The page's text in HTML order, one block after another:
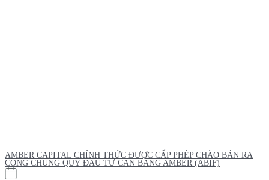
AMBER CAPITAL CHÍNH THỨC ĐƯỢC CẤP PHÉP CHÀO BÁN RA
CÔNG CHÚNG QUỸ ĐẦU TƯ CÂN BẰNG AMBER (ABIF)